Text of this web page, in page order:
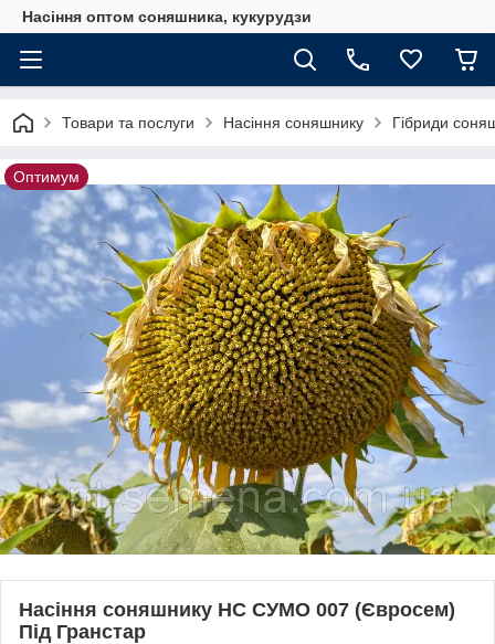
Насіння оптом соняшника, кукурудзи
Товари та послуги Насіння соняшнику Гібриди
Оптимум
Насіння соняшнику НС СУМО 007 (Євросем)
Під Гранстар